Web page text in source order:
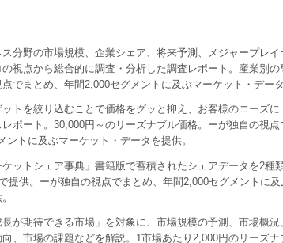
分野の市場規模、企業シェア、将来予測、メジャープレイ
の視点から総合的に調査・分析した調査レポート。産業別
でまとめ、年間2,000セグメントに及ぶマーケット・データ
トを絞り込むことで価格をグッと抑え、お客様のニーズ
ポート。30,000円～のリーズナブル価格。ーが独自の視点
ントに及ぶマーケット・データを提供。
ケットシェア事典」書籍版で蓄積されたシェアデータを2種
提供。ーが独自の視点でまとめ、年間2,000セグメントに
長が期待できる市場」を対象に、市場規模の予測、市場概
向、市場の課題などを解説。1市場あたり2,000円のリーズ